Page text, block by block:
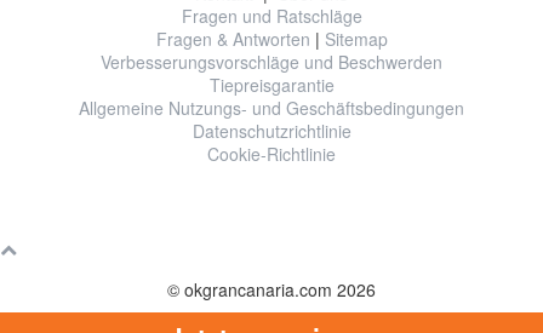
Fragen und Ratschläge
Fragen & Antworten | Sitemap
Verbesserungsvorschläge und Beschwerden
Tiepreisgarantie
Allgemeine Nutzungs- und Geschäftsbedingungen
Datenschutzrichtlinie
Cookie-Richtlinie
© okgrancanaria.com 2026